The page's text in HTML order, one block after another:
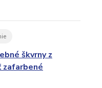
škvrny z
zafarbené